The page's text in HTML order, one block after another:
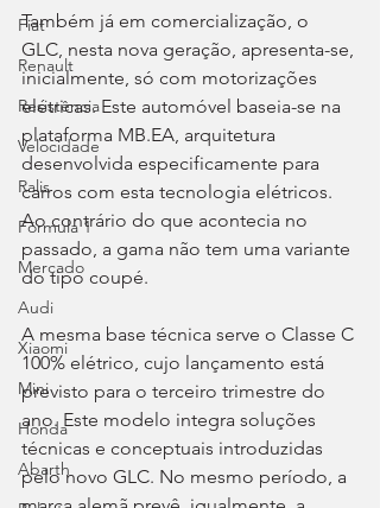
Fiat
Renault
Resistência
Velocidade
Ralis
Fórmula 1
Mercado
Audi
Xiaomi
Mini
Honda
Abarth
Também já em comercialização, o
GLC, nesta nova geração, apresenta-se,
inicialmente, só com motorizações
elétricas. Este automóvel baseia-se na
plataforma MB.EA, arquitetura
desenvolvida especificamente para
carros com esta tecnologia elétricos.
Ao contrário do que acontecia no
passado, a gama não tem uma variante
do tipo coupé.
A mesma base técnica serve o Classe C
100% elétrico, cujo lançamento está
previsto para o terceiro trimestre do
ano. Este modelo integra soluções
técnicas e conceptuais introduzidas
pelo novo GLC. No mesmo período, a